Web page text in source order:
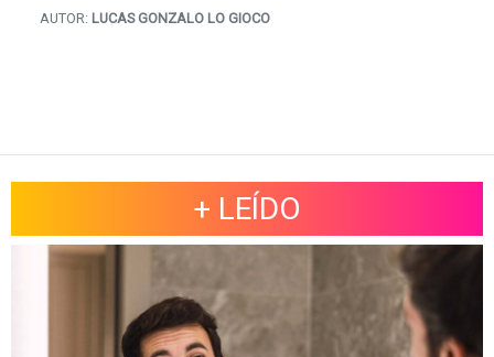
AUTOR: LUCAS GONZALO LO GIOCO
+ LEÍDO